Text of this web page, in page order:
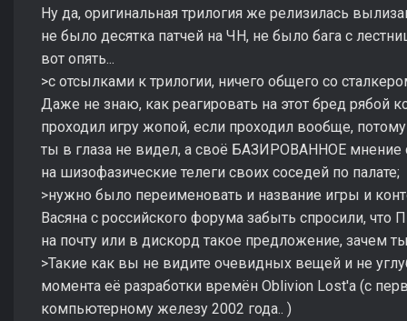
Ну да, оригинальная трилогия же релизилась
не было десятка патчей на ЧН, не было бага с
вот опять...
>с отсылками к трилогии, ничего общего со
Даже не знаю, как реагировать на этот бред рябой
проходил игру жопой, если проходил вообще,
ты в глаза не видел, а своё БАЗИРОВАННОЕ мнение
на шизофазические телеги своих соседей по палате;
>нужно было переименовать и название игры и
Васяна с российского форума забыть спросили,
на почту или в дискорд такое предложение, зачем
>Такие как вы не видите очевидных вещей и не
момента её разработки времён Oblivion Lost'a (с
компьютерному железу 2002 года.. )